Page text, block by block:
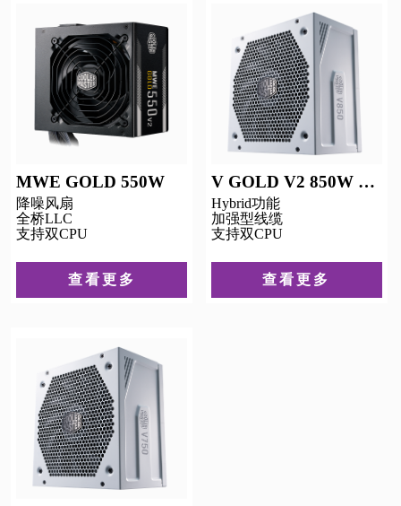
MWE GOLD 550W
降噪风扇
全桥LLC
支持双CPU
查看更多
V GOLD V2 850W 白色
Hybrid功能
加强型线缆
支持双CPU
查看更多